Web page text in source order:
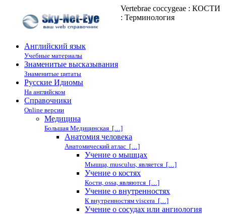
Vertebrae coccygeae : КОСТИ
: Терминология
Английский язык
Учебные материалы
Знаменитые высказывания
Знаменитые цитаты
Русские Идиомы
На английском
Справочники
Online версии
Медицина
Большая Медицинская […]
Анатомия человека
Анатомический атлас […]
Учение о мышцах
Мышца, musculus, является […]
Учение о костях
Кости, ossa, являются […]
Учение о внутренностях
К внутренностям viscera […]
Учение о сосудах или ангиология